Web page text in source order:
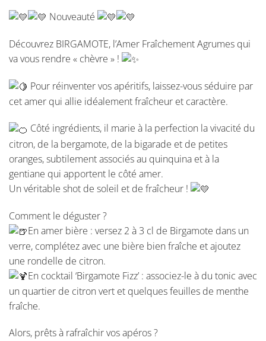
Nouveauté
Découvrez BIRGAMOTE, l’Amer Fraîchement Agrumes qui
va vous rendre « chèvre » !
Pour réinventer vos apéritifs, laissez-vous séduire par
cet amer qui allie idéalement fraîcheur et caractère.
Côté ingrédients, il marie à la perfection la vivacité du
citron, de la bergamote, de la bigarade et de petites
oranges, subtilement associés au quinquina et à la
gentiane qui apportent le côté amer.
Un véritable shot de soleil et de fraîcheur !
Comment le déguster ?
En amer bière : versez 2 à 3 cl de Birgamote dans un
verre, complétez avec une bière bien fraîche et ajoutez
une rondelle de citron.
En cocktail ‘Birgamote Fizz’ : associez-le à du tonic avec
un quartier de citron vert et quelques feuilles de menthe
fraîche.
Alors, prêts à rafraîchir vos apéros ?